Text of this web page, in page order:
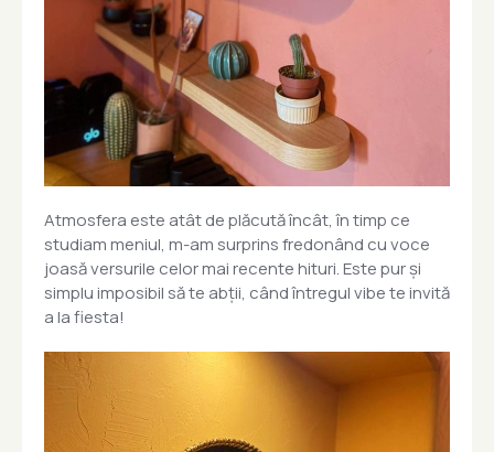
Atmosfera este atât de plăcută încât, în timp ce
studiam meniul, m-am surprins fredonând cu voce
joasă versurile celor mai recente hituri. Este pur și
simplu imposibil să te abții, când întregul vibe te invită
a la fiesta!